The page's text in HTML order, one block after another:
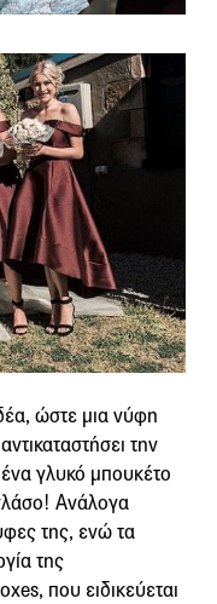
ώστε μια νύφη
την
γλυκό μπουκέτο
Ανάλογα
της, ενώ τα
της
που ειδικεύεται